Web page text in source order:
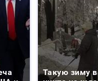
Такую зиму